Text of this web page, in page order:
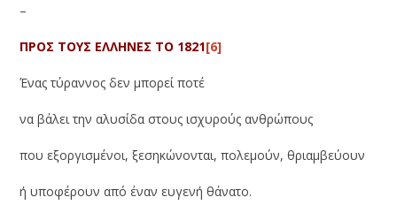
–
ΠΡΟΣ ΤΟΥΣ ΕΛΛΗΝΕΣ ΤΟ 1821[6]
Ένας τύραννος δεν μπορεί ποτέ
να βάλει την αλυσίδα στους ισχυρούς ανθρώπους
που εξοργισμένοι, ξεσηκώνονται, πολεμούν, θριαμβεύουν
ή υποφέρουν από έναν ευγενή θάνατο.